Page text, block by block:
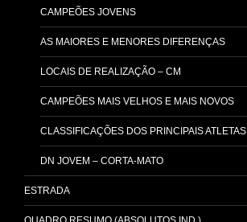
CAMPEÕES JOVENS
AS MAIORES E MENORES DIFERENÇAS
LOCAIS DE REALIZAÇÃO – CM
CAMPEÕES MAIS VELHOS E MAIS NOVOS
CLASSIFICAÇÕES DOS PRINCIPAIS ATLETAS
DN JOVEM – CORTA-MATO
ESTRADA